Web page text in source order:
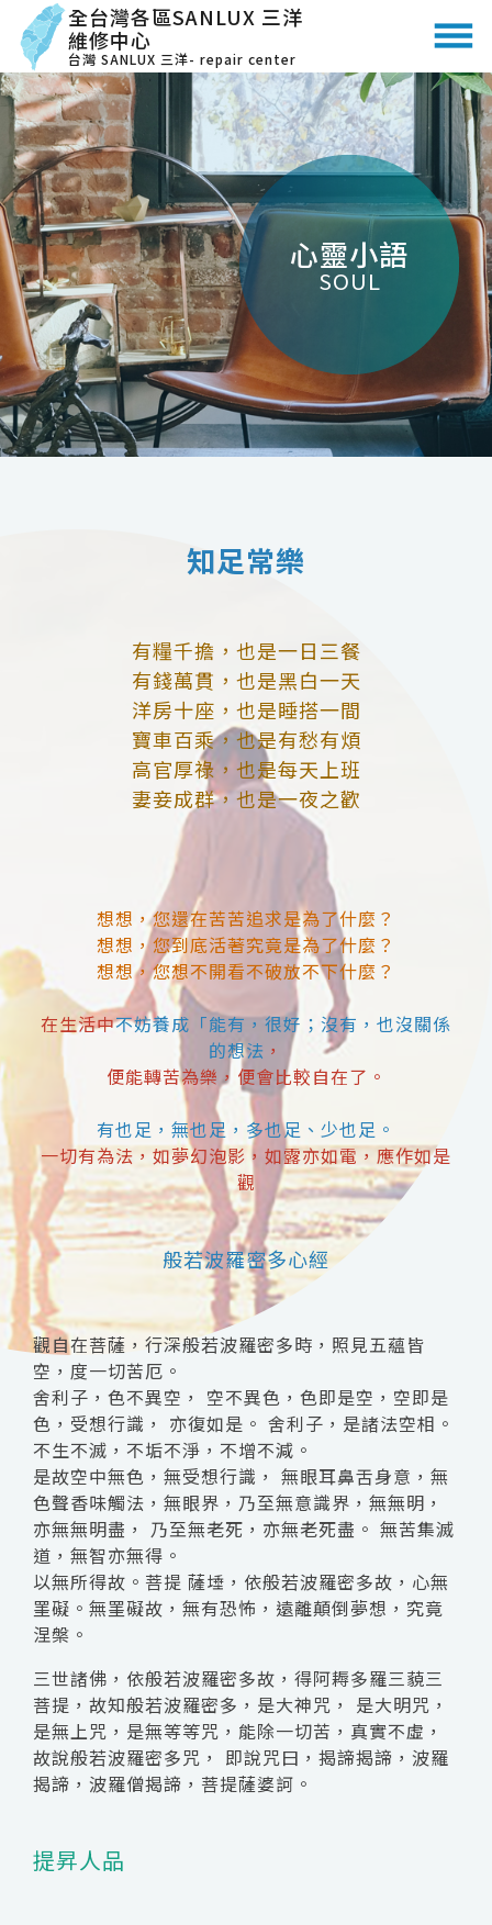
全台灣各區SANLUX 三洋
維修中心
台灣 SANLUX 三洋- repair center
心靈小語
SOUL
知足常樂
有糧千擔，也是一日三餐
有錢萬貫，也是黑白一天
洋房十座，也是睡搭一間
寶車百乘，也是有愁有煩
高官厚祿，也是每天上班
妻妾成群，也是一夜之歡
想想，您還在苦苦追求是為了什麼？
想想，您到底活著究竟是為了什麼？
想想，您想不開看不破放不下什麼？
在生活中不妨養成「能有，很好；沒有，也沒關係
的想法 ，
便能轉苦為樂，便會比較自在了。
有也足，無也足，多也足、少也足。
一切有為法，如夢幻泡影，如露亦如電，應作如是
觀
般若波羅密多心經
觀自在菩薩，行深般若波羅密多時，照見五蘊皆
空，度一切苦厄。
舍利子，色不異空， 空不異色，色即是空，空即是
色，受想行識， 亦復如是。 舍利子，是諸法空相。
不生不滅，不垢不淨，不增不減。
是故空中無色，無受想行識， 無眼耳鼻舌身意，無
色聲香味觸法，無眼界，乃至無意識界，無無明，
亦無無明盡， 乃至無老死，亦無老死盡。 無苦集滅
道，無智亦無得。
以無所得故。菩提 薩埵，依般若波羅密多故，心無
罣礙。無罣礙故，無有恐怖，遠離顛倒夢想，究竟
涅槃。
三世諸佛，依般若波羅密多故，得阿耨多羅三藐三
菩提，故知般若波羅密多，是大神咒， 是大明咒，
是無上咒，是無等等咒，能除一切苦，真實不虛，
故說般若波羅密多咒， 即說咒曰，揭諦揭諦，波羅
揭諦，波羅僧揭諦，菩提薩婆訶。
提昇人品